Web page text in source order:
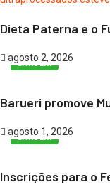
Dieta Paterna e o
agosto 2, 2026
BARUERI
Barueri promove
agosto 1, 2026
BARUERI
Inscrições para o